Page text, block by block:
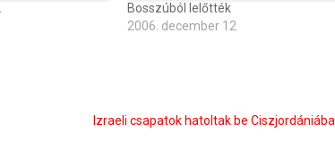
Bosszúból lelőtték
2006. december 12
Izraeli csapatok hatoltak be Ciszjordániába